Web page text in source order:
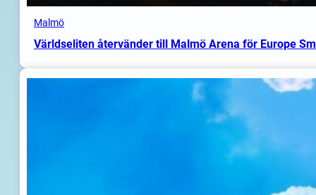
Malmö
Världseliten återvänder till Malmö Arena för Europe